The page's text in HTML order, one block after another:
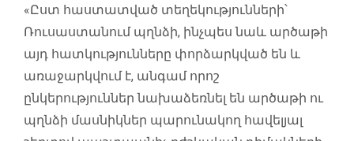
«Ըստ հաստատված տեղեկությունների՝
Ռուսաստանում պղնձի, ինչպես նաև արծաթի
այդ հատկությունները փորձարկված են և
առաջարկվում է, անգամ որոշ
ընկերություններ նախաձեռնել են արծաթի ու
պղնձի մասնիկներ պարունակող հավելյալ